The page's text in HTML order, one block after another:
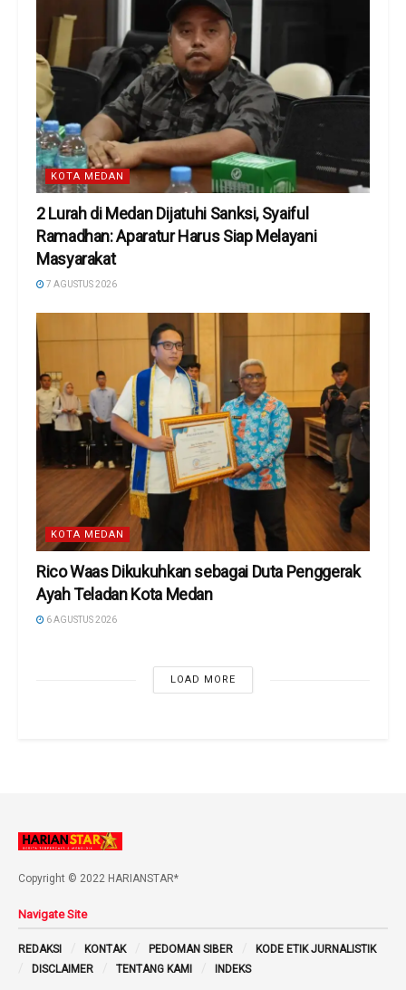
KOTA MEDAN
2 Lurah di Medan Dijatuhi Sanksi, Syaiful
Ramadhan: Aparatur Harus Siap Melayani
Masyarakat
7 AGUSTUS 2026
KOTA MEDAN
Rico Waas Dikukuhkan sebagai Duta Penggerak
Ayah Teladan Kota Medan
6 AGUSTUS 2026
LOAD MORE
Copyright © 2022 HARIANSTAR*
Navigate Site
REDAKSI KONTAK PEDOMAN SIBER
KODE ETIK JURNALISTIK
DISCLAIMER
TENTANG KAMI INDEKS